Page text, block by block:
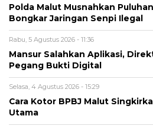
Polda Malut Musnahkan
Bongkar Jaringan Senpi Ilegal
Rabu, 5 Agustus 2026 - 11:36
Mansur Salahkan Aplikasi,
Pegang Bukti Digital
Selasa, 4 Agustus 2026 - 15:29
Cara Kotor BPBJ Malut
Utama